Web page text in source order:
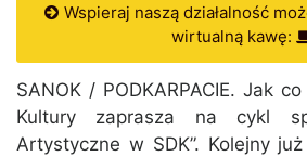
Wspieraj naszą działalność
wirtualną kawę:
SANOK / PODKARPACIE. Jak
Kultury zaprasza na cykl
Artystyczne w SDK”. Kolejny